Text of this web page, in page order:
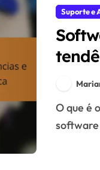
Suporte e
O que é o software de beleza brasileiro? O
software